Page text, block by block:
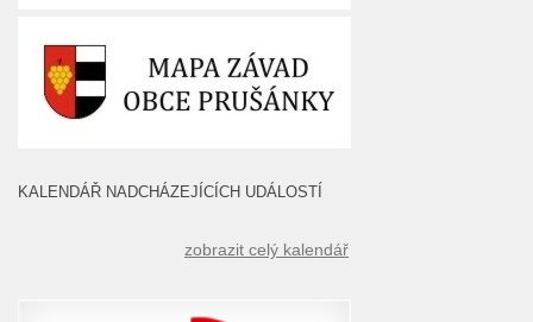
KALENDÁŘ NADCHÁZEJÍCÍCH UDÁLOSTÍ
zobrazit celý kalendář